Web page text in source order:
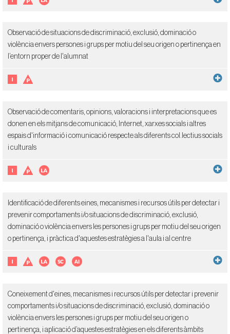
Observació de situacions de discriminació, exclusió, dominació o
violència envers persones i grups per motiu del seu origen o pertinença en
l’entorn proper de l'alumnat
Observació de comentaris, opinions, valoracions i interpretacions que es
donen en els mitjans de comunicació, Internet, xarxes socials i altres
espais d'informació i comunicació respecte als diferents col.lectius socials
i culturals
Identificació de diferents eines, mecanismes i recursos útils per detectar i
prevenir comportaments i/o situacions de discriminació, exclusió,
dominació o violència envers les persones i grups per motiu del seu origen
o pertinença, i pràctica d'aquestes estratègies a l'aula i al centre
Coneixement d'eines, mecanismes i recursos útils per detectar i prevenir
comportaments i/o situacions de discriminació, exclusió, dominació o
violència envers les persones i grups per motiu del seu origen o
pertinença, i aplicació d’aquestes estratègies en els diferents àmbits